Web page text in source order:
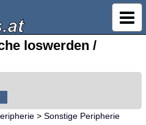
loswerden /
> Sonstige Peripherie